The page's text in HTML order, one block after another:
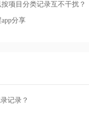
项目分类记录互不干扰？
分享
记录？